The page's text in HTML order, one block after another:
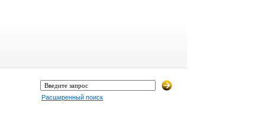
Расширенный поиск